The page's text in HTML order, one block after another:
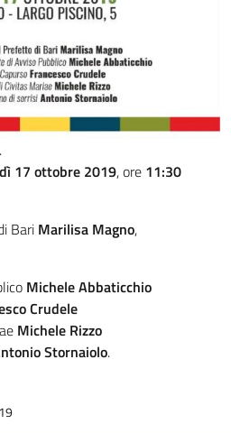
.
17 ottobre 2019, ore 11:30
Bari Marilisa Magno,
Michele Abbaticchio
Crudele
Michele Rizzo
Stornaiolo.